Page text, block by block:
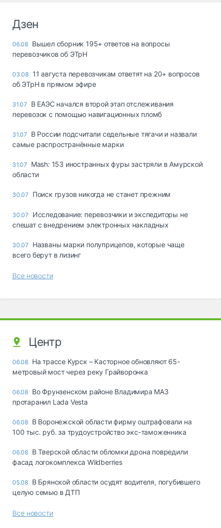
Дзен
06.08 Вышел сборник 195+ ответов на вопросы
перевозчиков об ЭТрН
03.08 11 августа перевозчикам ответят на 20+ вопросов
об ЭТрН в прямом эфире
31.07
В ЕАЭС начался второй этап отслеживания
перевозок с помощью навигационных пломб
31.07
В России подсчитали седельные тягачи и назвали
самые распространённые марки
31.07
Mash: 153 иностранных фуры застряли в Амурской
области
30.07 Поиск грузов никогда не станет прежним
30.07
Исследование: перевозчики и экспедиторы не
спешат с внедрением электронных накладных
30.07
Названы марки полуприцепов, которые чаще
всего берут в лизинг
Все новости
Центр
06.08 На трассе Курск – Касторное обновляют 65-
метровый мост через реку Грайворонка
06.08 Во Фрунзенском районе Владимира МАЗ
протаранил Lada Vesta
06.08 В Воронежской области фирму оштрафовали на
100 тыс. руб. за трудоустройство экс-таможенника
06.08 В Тверской области обломки дрона повредили
фасад логокомплекса Wildberries
05.08 В Брянской области осудят водителя, погубившего
целую семью в ДТП
Все новости